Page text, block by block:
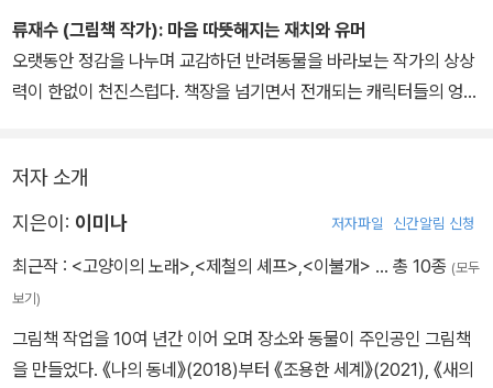
류재수 (그림책 작가): 마음 따뜻해지는 재치와 유머
오랫동안 정감을 나누며 교감하던 반려동물을 바라보는 작가의 상상
력이 한없이 천진스럽다. 책장을 넘기면서 전개되는 캐릭터들의 엉뚱
족이나 이웃 간의 따뜻함이 연상되는 작은 무대를 보는 듯하다. 이 그
림책을 감상한 독자는 자신의 반려동물이 더욱 사랑스럽고 새로운 감
저자 소개
지은이: 이미나 저자파일 신간알림 신청
최근작 : <고양이의 노래>,<제철의 셰프>,<이불개> … 총 10종 (모두
보기)
그림책 작업을 10여 년간 이어 오며 장소와 동물이 주인공인 그림책
을 만들었다. 《나의 동네》(2018)부터 《조용한 세계》(2021), 《새의